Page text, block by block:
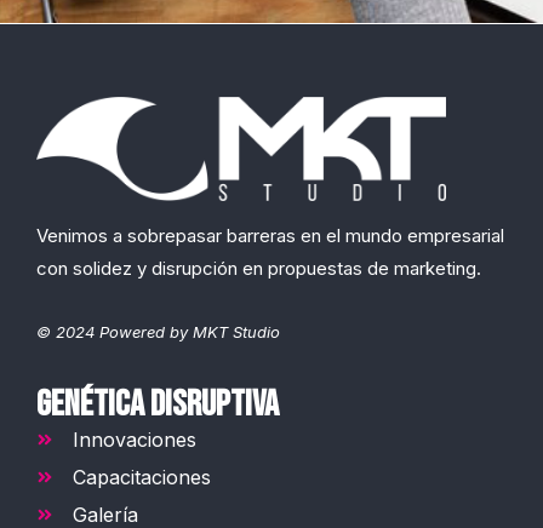
Venimos a sobrepasar barreras en el mundo empresarial
con solidez y disrupción en propuestas de marketing.
© 2024 Powered by MKT Studio
GENÉTICA DISRUPTIVA
Innovaciones
Capacitaciones
Galería